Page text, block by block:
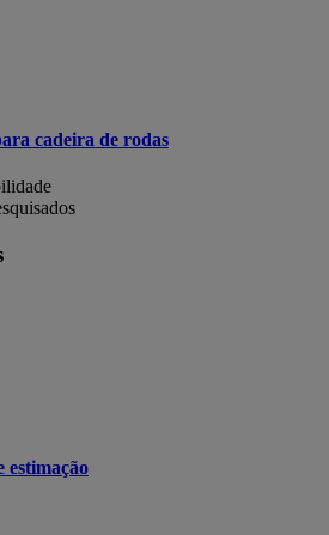
cadeira de rodas
estimação